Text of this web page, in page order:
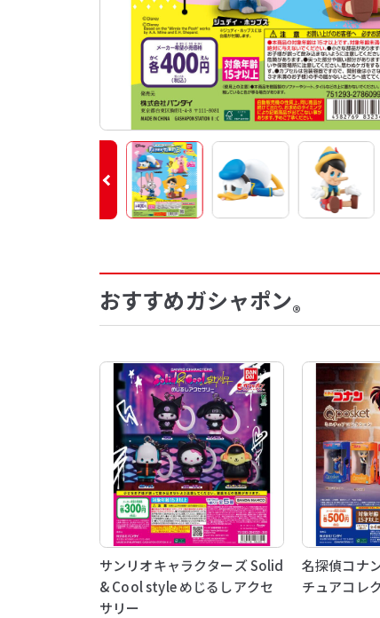
おすすめガシャポン®
サンリオキャラクターズ Solid
& Cool style めじるしアクセ
サリー
名探偵コナ
チュアコレ